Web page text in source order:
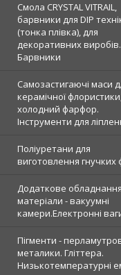
Смола CRYSTAL VITRAIL,
барвники для DIP
(тонка плівка), для
декоративних виробів.
Барвники
Самозастигаючі маси
керамічної
холодний фарфор.
Інструменти для
Поліуретани для
виготовлення гнучких
Додаткове обладнання
матеріали - вакуумні
камери.Електронні
Пігменти -
металики. Гліттера.
Низькотемпературні